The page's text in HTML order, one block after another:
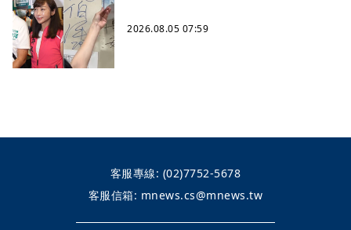
2026.08.05 07:59
客服專線: (02)7752-5678
客服信箱: mnews.cs@mnews.tw